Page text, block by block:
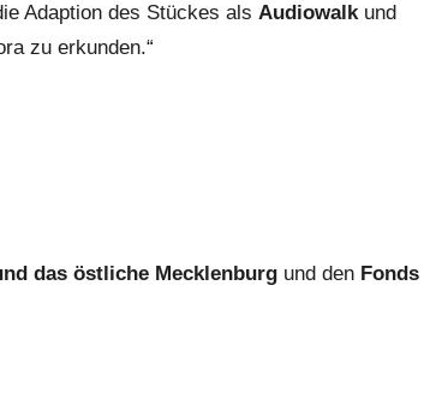
Adaption des Stückes als Audiowalkund
zu erkunden.“
das östliche Mecklenburg und den Fonds